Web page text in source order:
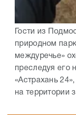
Гости из
природном
междуречье»
преследуя его
«Астрахань
на территории